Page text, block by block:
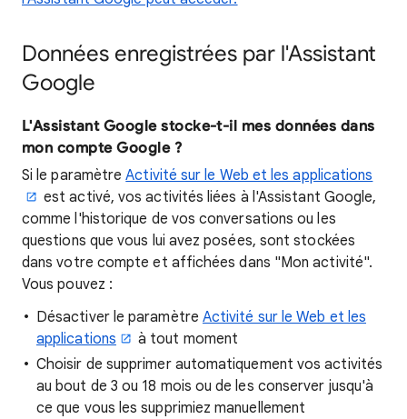
Données enregistrées par l'Assistant
Google
L'Assistant Google stocke-t-il mes données dans
mon compte Google ?
Si le paramètreActivité sur le Web et les applications
est activé, vos activités liées à l'Assistant Google,
comme l'historique de vos conversations ou les
questions que vous lui avez posées, sont stockées
dans votre compte et affichées dans "Mon activité".
Vous pouvez :
Désactiver le paramètre Activité sur le Web et les
applications
à tout moment
Choisir de supprimer automatiquement vos activités
au bout de 3 ou 18 mois ou de les conserver jusqu'à
ce que vous les supprimiez manuellement